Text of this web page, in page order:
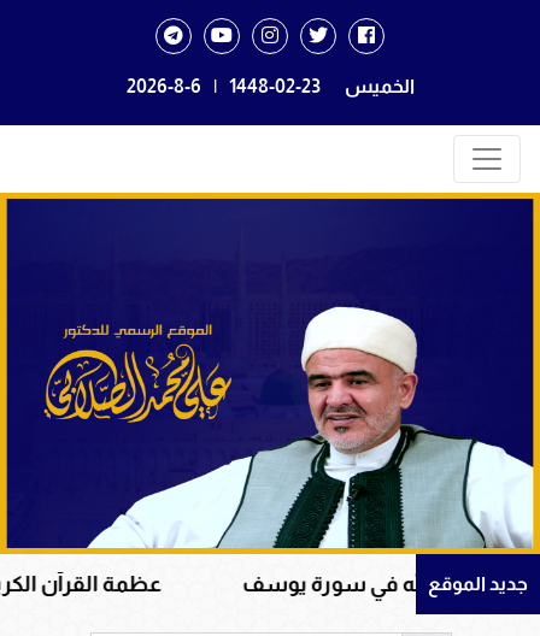
الخميس 1448-02-23
|
2026-8-6
جديد الموقع
الله في سورة يوسف عظمة القرآن الكريم في